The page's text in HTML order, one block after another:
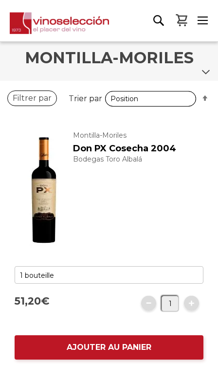
Mon
MONTILLA-MORILES
Montilla-Moriles
Don PX Cosecha 2004
Bodegas Toro Albalá
51,20€
AJOUTER AU PANIER
Filtrer par Trier par
Trier par